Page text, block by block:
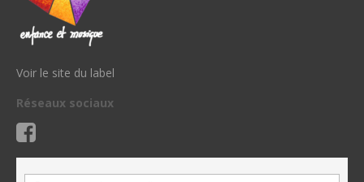
Voir le site du label
Réseaux sociaux